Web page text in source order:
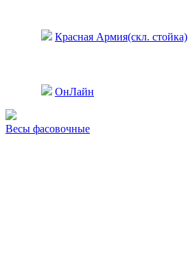
Красная Армия(скл. стойка)
ОнЛайн
Весы фасовочные